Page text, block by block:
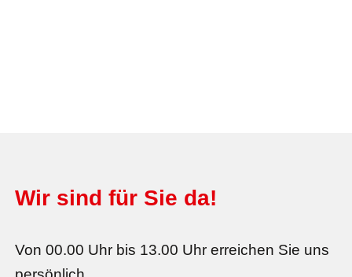
Wir sind für Sie da!
Von 00.00 Uhr bis 13.00 Uhr erreichen Sie uns